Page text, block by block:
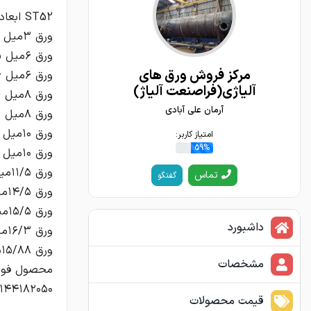
مرکز فروش ورق های
آلیاژی(فراصنعت آلیاژ)
آرمان علی آبادی
امتیاز کاربر:
59%
تماس گفتگو
داشبورد
مشخصات
قیمت محصولات